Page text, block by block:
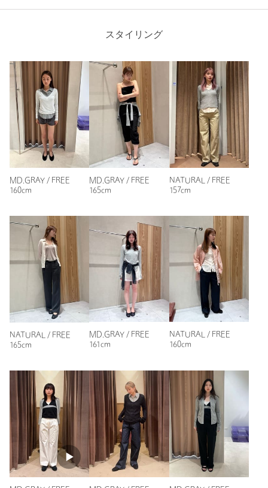
性別：
女性
年代：20代後半
身長：160cm
普段の着用サイズ：
1人が参考になったと回答
参考になった
ニックネーム： r.a
投稿日： 2026年7月3日
購入サイズ：FREE
購入カラー：NATURAL
購入商品のサイズ感：
ちょうどよい
最初買って肌触り、シルエットが良くて2色目も購入しまし
た。タイトめですが、ストレッチ感があるので窮屈感なく、綺
麗に着こなせます。腰にくびれもあるのでスタイル良く見えま
性別：女性
年代：30代後半
160cm
普段の着用サイズ：
1人が参考になったと回答
参考になった
スタイリング
MD.GRAY / FREE
160cm
MD.GRAY / FREE
165cm
NATURAL / FREE
157cm
NATURAL / FREE
165cm
MD.GRAY / FREE
161cm
NATURAL / FREE
160cm